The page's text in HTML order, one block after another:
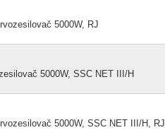
5000W, RJ
5000W, SSC NET III/H
5000W, SSC NET III/H, RJ